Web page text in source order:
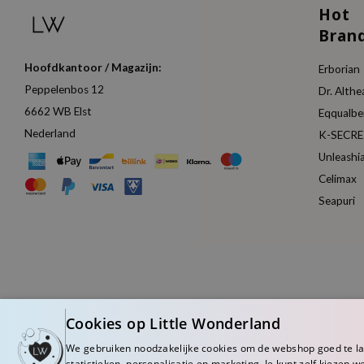
Hoofdkantoor / Magazijn:
Peppelenbos 12
6662 WB Elst
Nederland
Hot
Erborian
Dr.
K-
Unleashia
Celimax
Seapuri
Cookies op Little Wonderland
We gebruiken noodzakelijke cookies om de webshop goed